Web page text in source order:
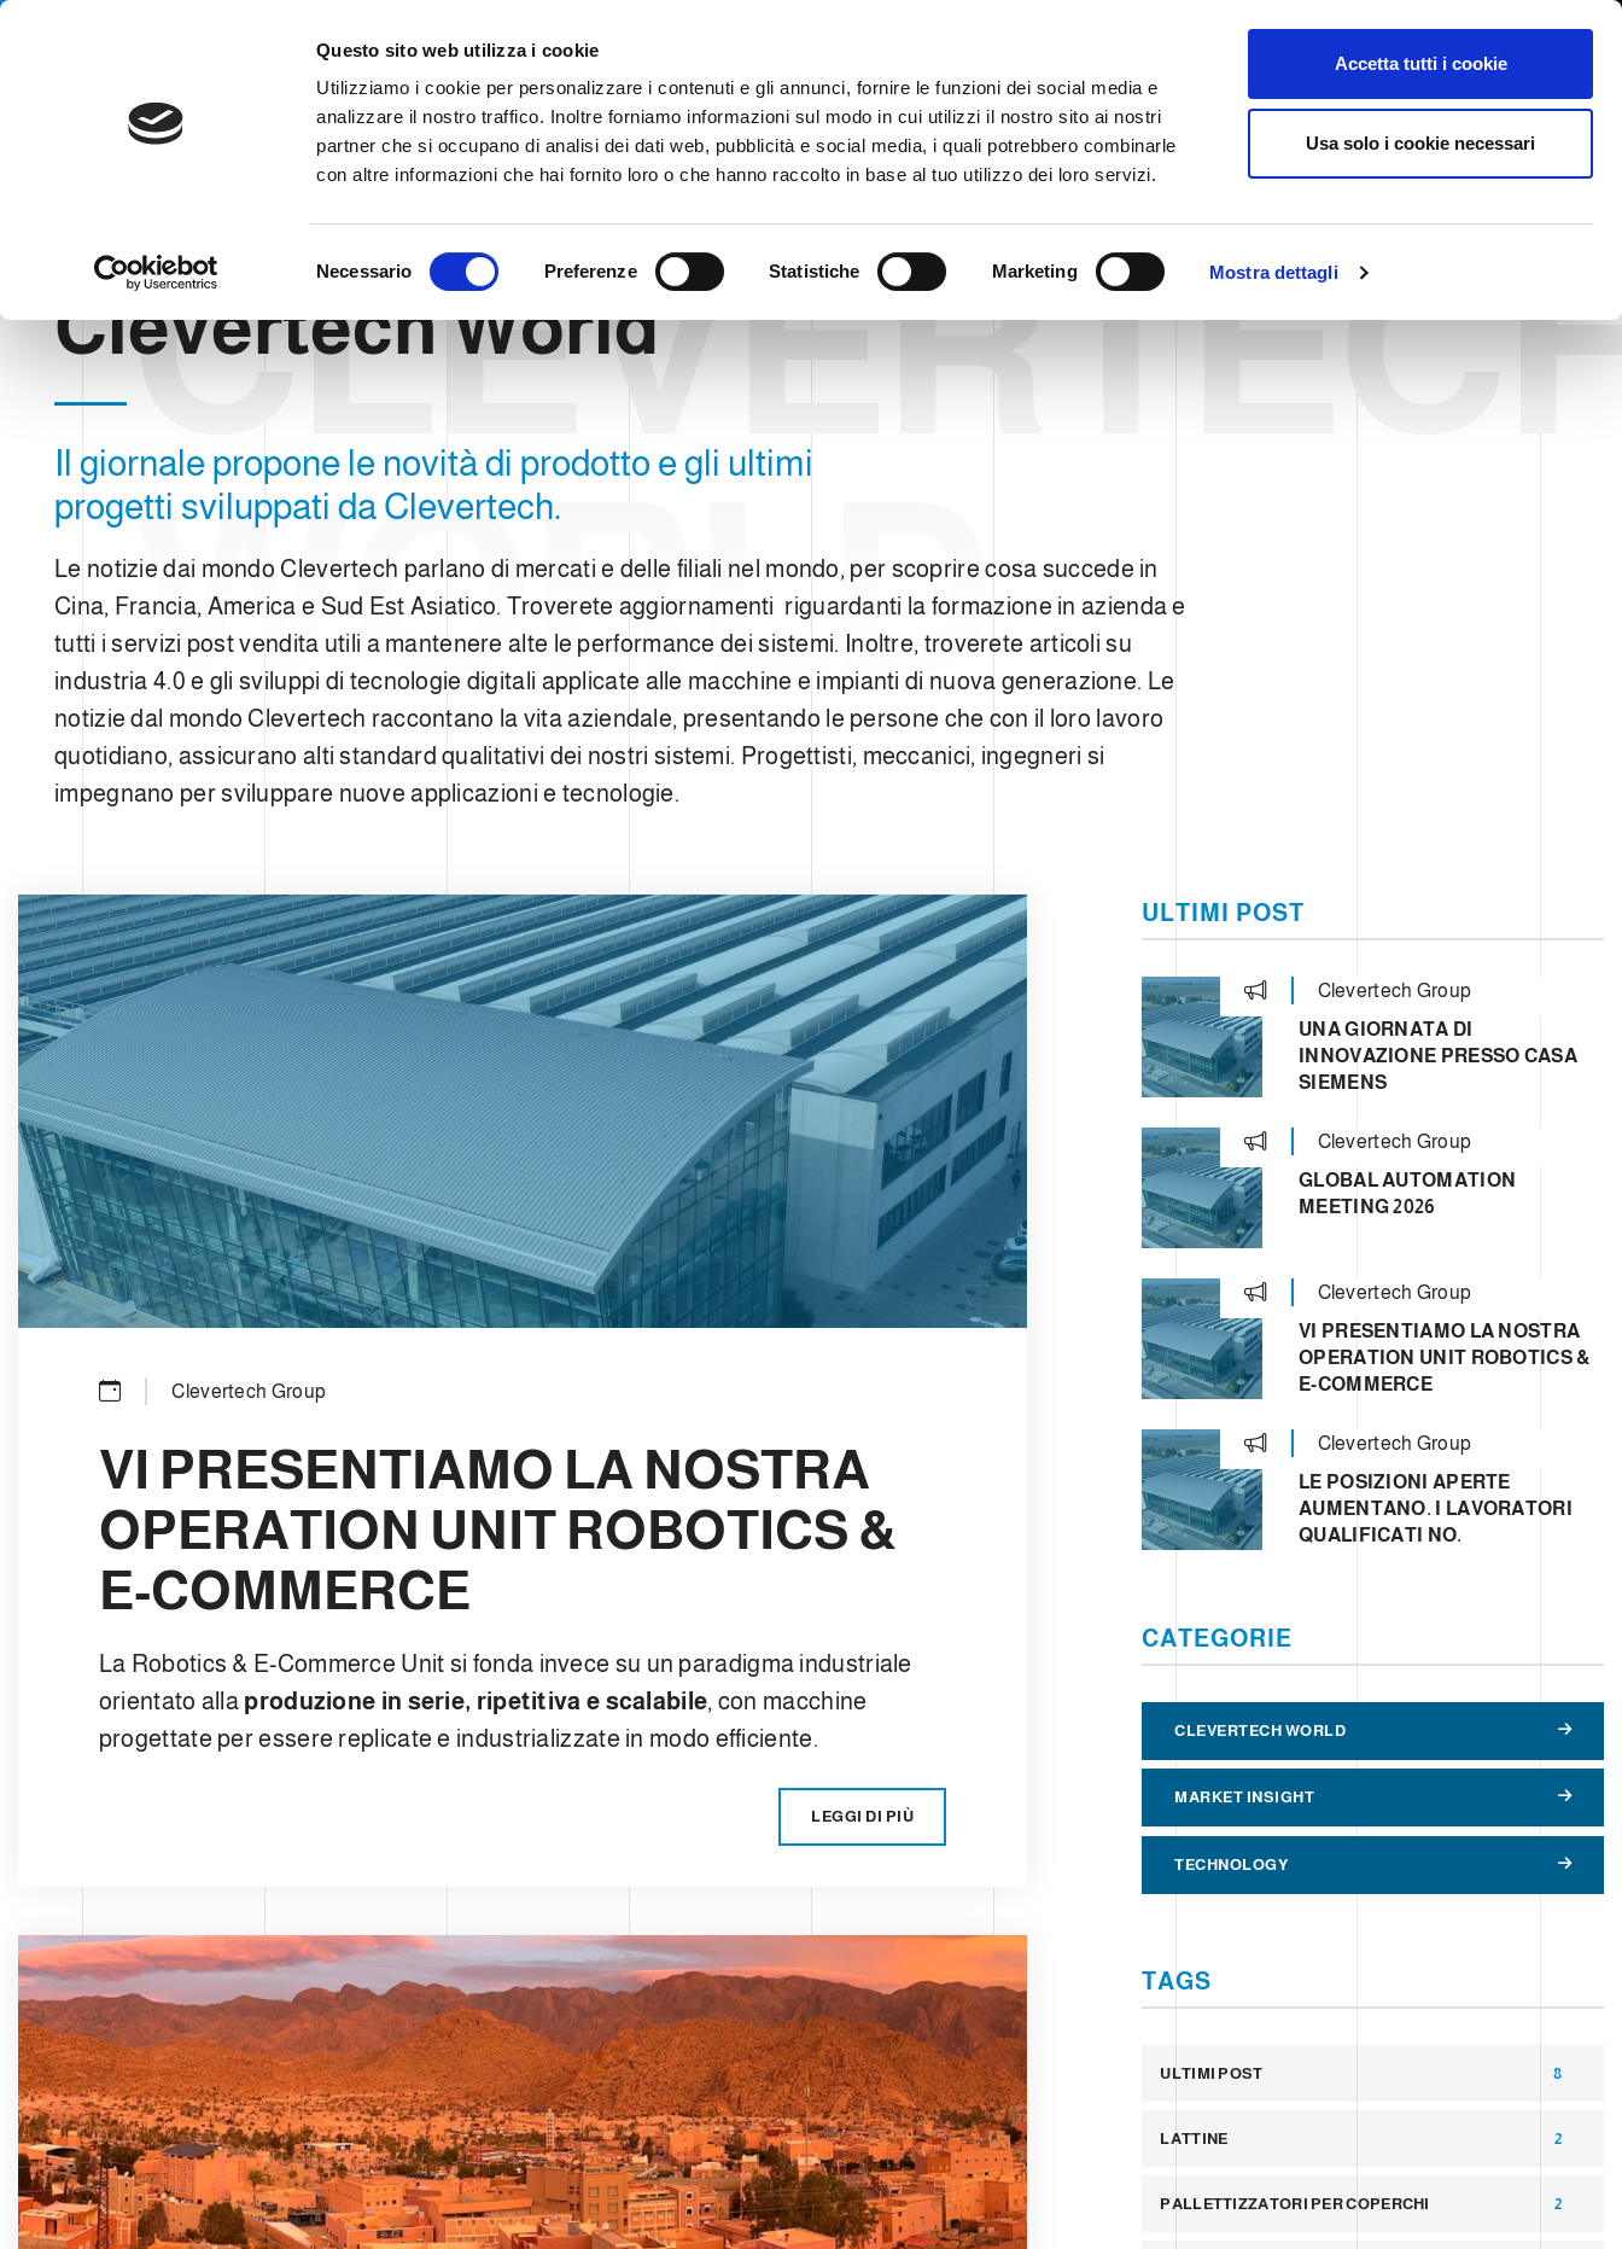
Questo sito web utilizza i cookie
Utilizziamo i cookie per personalizzare i contenuti e gli annunci, fornire le funzioni dei social media e
analizzare il nostro traffico. Inoltre forniamo informazioni sul modo in cui utilizzi il nostro sito ai nostri
partner che si occupano di analisi dei dati web, pubblicità e social media, i quali potrebbero combinarle
con altre informazioni che hai fornito loro o che hanno raccolto in base al tuo utilizzo dei loro servizi.
e
e
n
d
l
c
s
e
n
o
Necessario Preferenze Statistiche Marketing Mostra dettagli
Accetta tutti i cookie
Usa solo i cookie necessari
Whistleblowing International/Italiano
AZIENDA PRODOTTI VIDEO BLOG CASE HISTORY SERVIZI
Clevertech World
Il giornale propone le novità di prodotto e gli ultimi
progetti sviluppati da Clevertech.
Le notizie dai mondo Clevertech parlano di mercati e delle filiali nel mondo, per scoprire cosa succede in
Cina, Francia, America e Sud Est Asiatico. Troverete aggiornamenti riguardanti la formazione in azienda e
tutti i servizi post vendita utili a mantenere alte le performance dei sistemi. Inoltre, troverete articoli su
industria 4.0 e gli sviluppi di tecnologie digitali applicate alle macchine e impianti di nuova generazione. Le
notizie dal mondo Clevertech raccontano la vita aziendale, presentando le persone che con il loro lavoro
quotidiano, assicurano alti standard qualitativi dei nostri sistemi. Progettisti, meccanici, ingegneri si
impegnano per sviluppare nuove applicazioni e tecnologie.
WORLD
Clevertech Group
VI PRESENTIAMO LA NOSTRA
OPERATION UNIT ROBOTICS &
E-COMMERCE
La Robotics & E-Commerce Unit si fonda invece su un paradigma industriale
orientato alla produzione in serie, ripetitiva e scalabile, con macchine
progettate per essere replicate e industrializzate in modo efficiente.
LEGGI DI PIÙ
ULTIMI POST
Clevertech Group
UNA GIORNATA DI
INNOVAZIONE PRESSO CASA
SIEMENS
Clevertech Group
GLOBAL AUTOMATION
MEETING 2026
Clevertech Group
VI PRESENTIAMO LA NOSTRA
OPERATION UNIT ROBOTICS &
E-COMMERCE
Clevertech Group
LE POSIZIONI APERTE
AUMENTANO. I LAVORATORI
QUALIFICATI NO.
CATEGORIE
CLEVERTECH WORLD
MARKET INSIGHT
TECHNOLOGY
TAGS
ULTIMI POST 8
LATTINE 2
PALLETTIZZATORI PER COPERCHI 2